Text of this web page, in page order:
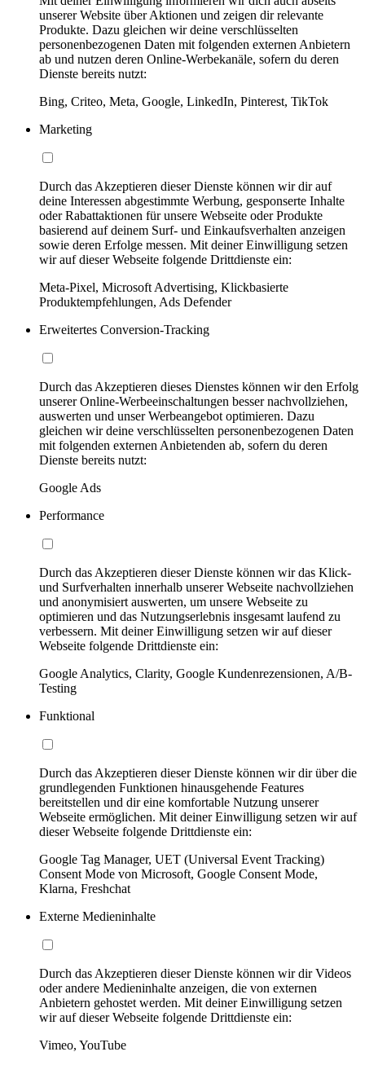
unserer Website über Aktionen und zeigen dir relevante
Produkte. Dazu gleichen wir deine verschlüsselten
personenbezogenen Daten mit folgenden externen Anbietern
ab und nutzen deren Online-Werbekanäle, sofern du deren
Dienste bereits nutzt:
Bing, Criteo, Meta, Google, LinkedIn, Pinterest, TikTok
Marketing
Durch das Akzeptieren dieser Dienste können wir dir auf
deine Interessen abgestimmte Werbung, gesponserte Inhalte
oder Rabattaktionen für unsere Webseite oder Produkte
basierend auf deinem Surf- und Einkaufsverhalten anzeigen
sowie deren Erfolge messen. Mit deiner Einwilligung setzen
wir auf dieser Webseite folgende Drittdienste ein:
Meta-Pixel, Microsoft Advertising, Klickbasierte
Produktempfehlungen, Ads Defender
Erweitertes Conversion-Tracking
Durch das Akzeptieren dieses Dienstes können wir den Erfolg
unserer Online-Werbeeinschaltungen besser nachvollziehen,
auswerten und unser Werbeangebot optimieren. Dazu
gleichen wir deine verschlüsselten personenbezogenen Daten
mit folgenden externen Anbietenden ab, sofern du deren
Dienste bereits nutzt:
Google Ads
Performance
Durch das Akzeptieren dieser Dienste können wir das Klick-
und Surfverhalten innerhalb unserer Webseite nachvollziehen
und anonymisiert auswerten, um unsere Webseite zu
optimieren und das Nutzungserlebnis insgesamt laufend zu
verbessern. Mit deiner Einwilligung setzen wir auf dieser
Webseite folgende Drittdienste ein:
Google Analytics, Clarity, Google Kundenrezensionen, A/B-
Testing
Funktional
Durch das Akzeptieren dieser Dienste können wir dir über die
grundlegenden Funktionen hinausgehende Features
bereitstellen und dir eine komfortable Nutzung unserer
Webseite ermöglichen. Mit deiner Einwilligung setzen wir auf
dieser Webseite folgende Drittdienste ein:
Google Tag Manager, UET (Universal Event Tracking)
Consent Mode von Microsoft, Google Consent Mode,
Klarna, Freshchat
Externe Medieninhalte
Durch das Akzeptieren dieser Dienste können wir dir Videos
oder andere Medieninhalte anzeigen, die von externen
Anbietern gehostet werden. Mit deiner Einwilligung setzen
wir auf dieser Webseite folgende Drittdienste ein:
Vimeo, YouTube